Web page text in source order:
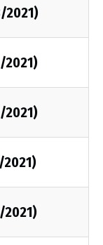
2021)
2021)
2021)
2021)